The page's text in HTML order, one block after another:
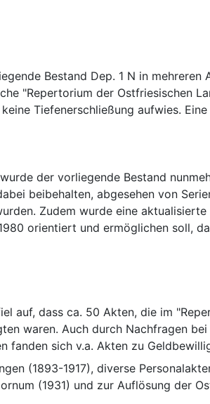
Bestand Dep. 1 N in
"Repertorium der Ostfriesischen
der vorliegende Bestand
beibehalten, abgesehen von
Zudem wurde eine
orientiert und ermöglichen soll,
auf, dass ca. 50 Akten, die im
waren. Auch durch Nachfragen
fanden sich v.a. Akten zu
(1893-1917), diverse